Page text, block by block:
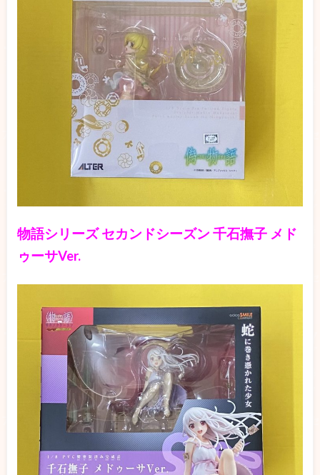
物語シリーズ セカンドシーズン 千石撫子 メド
ゥーサVer.